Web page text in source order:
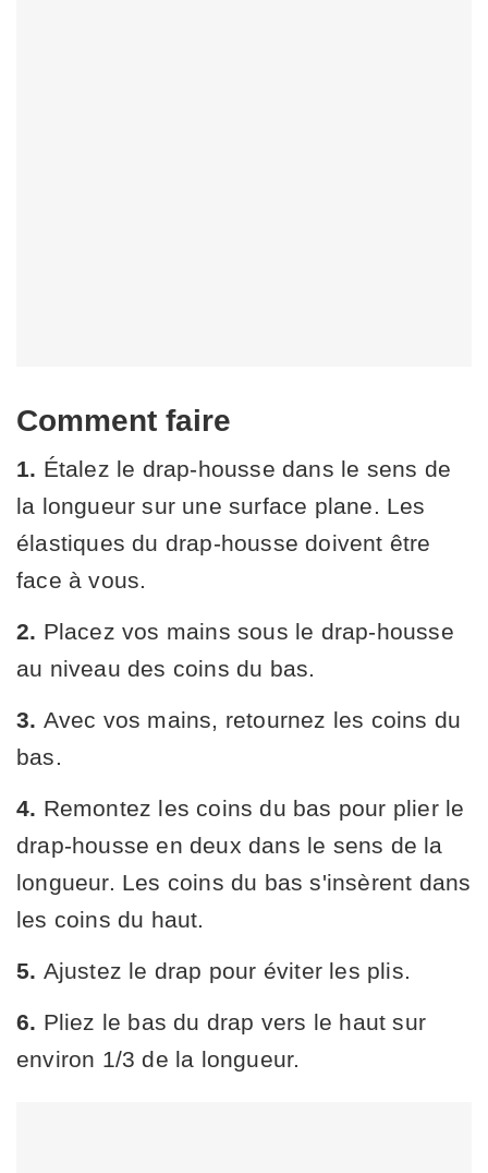
Comment faire
1. Étalez le drap-housse dans le sens de
la longueur sur une surface plane. Les
élastiques du drap-housse doivent être
face à vous.
2. Placez vos mains sous le drap-housse
au niveau des coins du bas.
3. Avec vos mains, retournez les coins du
bas.
4. Remontez les coins du bas pour plier le
drap-housse en deux dans le sens de la
longueur. Les coins du bas s'insèrent dans
les coins du haut.
5. Ajustez le drap pour éviter les plis.
6. Pliez le bas du drap vers le haut sur
environ 1/3 de la longueur.